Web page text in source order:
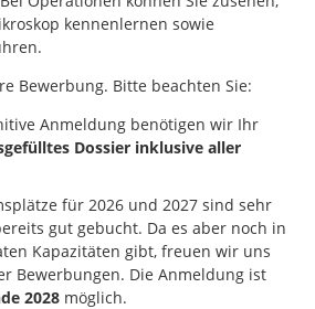
kennenlernen sowie
Bewerbung. Bitte beachten Sie:
Anmeldung benötigen wir Ihr
Dossier inklusive aller
für 2026 und 2027 sind sehr
gut gebucht. Da es aber noch in
Kapazitäten gibt, freuen wir uns
Bewerbungen. Die Anmeldung ist
2028möglich.